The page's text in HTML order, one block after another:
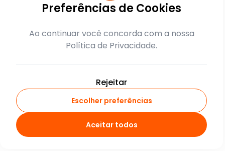
oucrie sua conta
Preferências de Cookies
Ao continuar você concorda com a nossa
Política de Privacidade.
Rejeitar
Escolher preferências
Aceitar todos